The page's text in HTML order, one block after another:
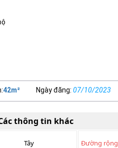
:42m² Ngày đăng: 07/10/2023
thông tin khác
Tây Đường rộng